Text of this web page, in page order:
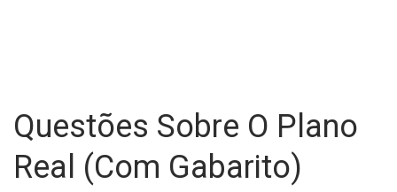
Questões Sobre O Plano
Real (com Gabarito)